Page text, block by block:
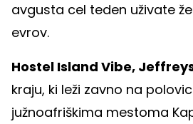
avgusta cel teden uživate že
evrov.
Hostel Island Vibe,
kraju, ki leži zavno na
južnoafriškima mestoma